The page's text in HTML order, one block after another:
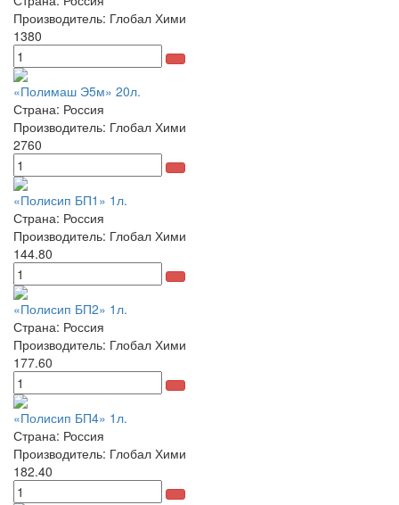
Производитель: Глобал Хими
1380
«Полимаш Э5м» 20л.
Страна: Россия
Производитель: Глобал Хими
2760
«Полисип БП1» 1л.
Страна: Россия
Производитель: Глобал Хими
144.80
«Полисип БП2» 1л.
Страна: Россия
Производитель: Глобал Хими
177.60
«Полисип БП4» 1л.
Страна: Россия
Производитель: Глобал Хими
182.40